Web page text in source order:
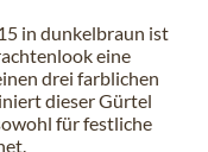
in dunkelbraun ist
eine
drei farblichen
dieser Gürtel
für festliche